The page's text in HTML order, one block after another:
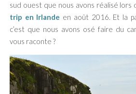
sud ouest que nous avons réalisé lors
trip en Irlande en août 2016. Et la
c’est que nous avons osé faire du
vous raconte ?